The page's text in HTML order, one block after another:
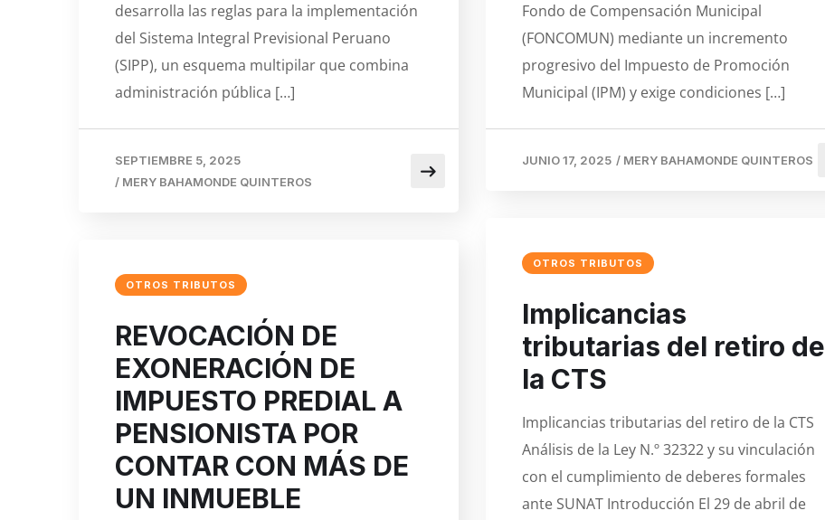
desarrolla las reglas para la implementación
del Sistema Integral Previsional Peruano
(SIPP), un esquema multipilar que combina
administración pública […]
SEPTIEMBRE 5, 2025
/ MERY BAHAMONDE QUINTEROS
Fondo de Compensación Municipal
(FONCOMUN) mediante un incremento
progresivo del Impuesto de Promoción
Municipal (IPM) y exige condiciones […]
JUNIO 17, 2025 / MERY BAHAMONDE QUINTEROS
OTROS TRIBUTOS
Implicancias
tributarias del retiro de
la CTS
Implicancias tributarias del retiro de la CTS
Análisis de la Ley N.º 32322 y su vinculación
con el cumplimiento de deberes formales
ante SUNAT Introducción El 29 de abril de
OTROS TRIBUTOS
REVOCACIÓN DE
EXONERACIÓN DE
IMPUESTO PREDIAL A
PENSIONISTA POR
CONTAR CON MÁS DE
UN INMUEBLE